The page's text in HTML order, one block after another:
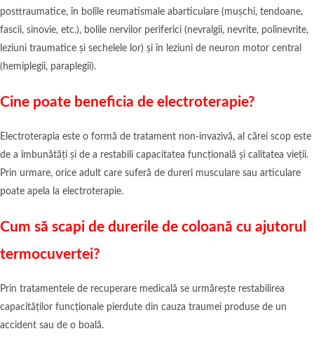
posttraumatice, în bolile reumatismale abarticulare (muşchi, tendoane,
fascii, sinovie, etc.), bolile nervilor periferici (nevralgii, nevrite, polinevrite,
leziuni traumatice şi sechelele lor) și în leziuni de neuron motor central
(hemiplegii, paraplegii).
Cine poate beneficia de electroterapie?
Electroterapia este o formă de tratament non-invazivă, al cărei scop este
de a îmbunătăți și de a restabili capacitatea funcțională și calitatea vieții.
Prin urmare, orice adult care suferă de dureri musculare sau articulare
poate apela la electroterapie.
Cum să scapi de durerile de coloană cu ajutorul
termocuvertei?
Prin tratamentele de recuperare medicală se urmărește restabilirea
capacităților funcționale pierdute din cauza traumei produse de un
accident sau de o boală.